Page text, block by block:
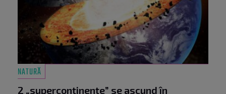
NATURĂ
2 „supercontinente” se ascund în